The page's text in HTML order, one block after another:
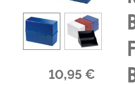
10,95 €